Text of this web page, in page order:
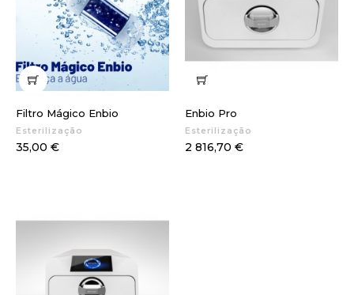
Filtro Mágico Enbio
Esterilização
Preço
35,00 €
Enbio Pro
Esterilização
Preço
2 816,70 €